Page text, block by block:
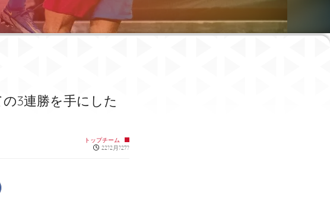
3連勝を手にした
トップチーム
Published news
22?2月?27?